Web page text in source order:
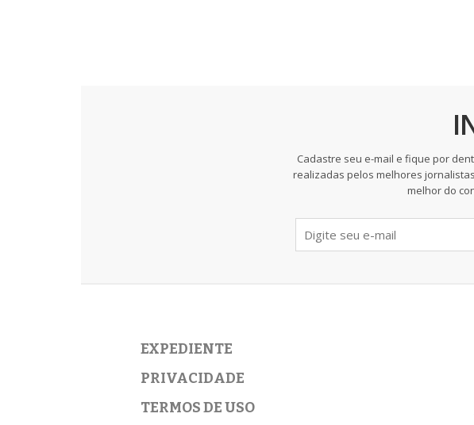
Cadastre seu e-mail e fique por
realizadas pelos melhores
melhor do
EXPEDIENTE
PRIVACIDADE
TERMOS DE USO